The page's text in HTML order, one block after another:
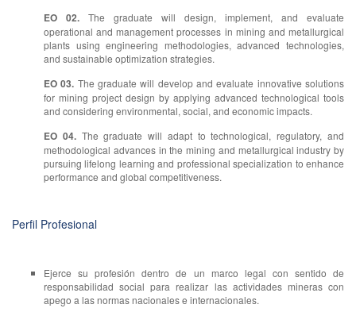
EO 02. The graduate will design, implement, and evaluate
operational and management processes in mining and metallurgical
plants using engineering methodologies, advanced technologies,
and sustainable optimization strategies.
EO 03. The graduate will develop and evaluate innovative solutions
for mining project design by applying advanced technological tools
and considering environmental, social, and economic impacts.
EO 04.The graduate will adapt to technological, regulatory, and
methodological advances in the mining and metallurgical industry by
pursuing lifelong learning and professional specialization to enhance
performance and global competitiveness.
Perfil Profesional
Ejerce su profesión dentro de un marco legal con sentido de
responsabilidad social para realizar las actividades mineras con
apego a las normas nacionales e internacionales.